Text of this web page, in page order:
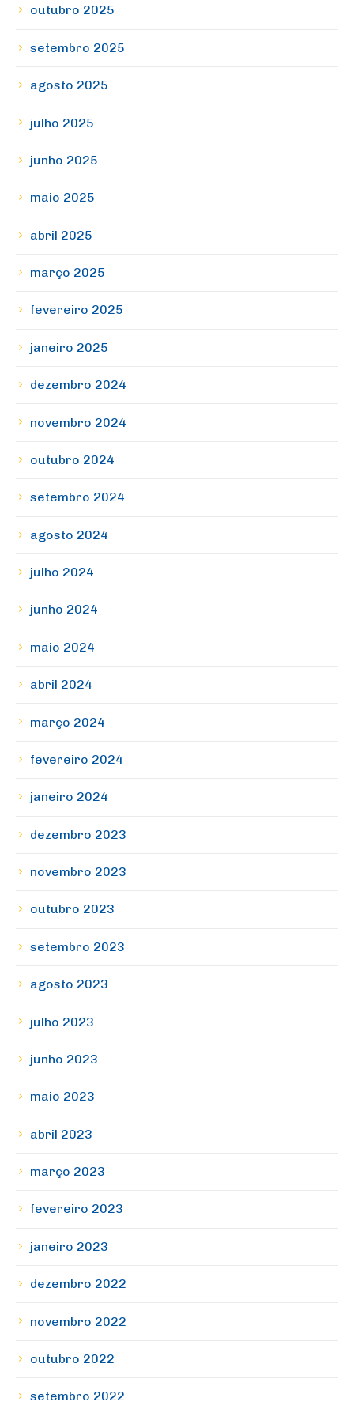
outubro 2025
setembro 2025
agosto 2025
julho 2025
junho 2025
maio 2025
abril 2025
março 2025
fevereiro 2025
janeiro 2025
dezembro 2024
novembro 2024
outubro 2024
setembro 2024
agosto 2024
julho 2024
junho 2024
maio 2024
abril 2024
março 2024
fevereiro 2024
janeiro 2024
dezembro 2023
novembro 2023
outubro 2023
setembro 2023
agosto 2023
julho 2023
junho 2023
maio 2023
abril 2023
março 2023
fevereiro 2023
janeiro 2023
dezembro 2022
novembro 2022
outubro 2022
setembro 2022